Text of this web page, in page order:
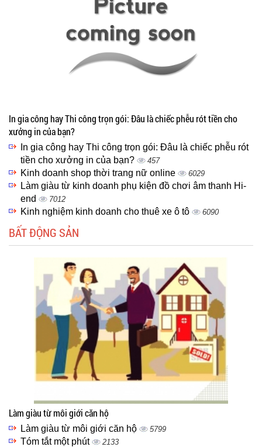
In gia công hay Thi công trọn gói: Đâu là chiếc phễu rót tiền cho
xưởng in của bạn?
In gia công hay Thi công trọn gói: Đâu là chiếc phễu rót
tiền cho xưởng in của bạn?
457
Kinh doanh shop thời trang nữ online 6029
Làm giàu từ kinh doanh phụ kiện đồ chơi âm thanh Hi-
end
7012
Kinh nghiệm kinh doanh cho thuê xe ô tô 6090
BẤT ĐỘNG SẢN
Làm giàu từ môi giới căn hộ
Làm giàu từ môi giới căn hộ 5799
Tóm tắt một phút 2133